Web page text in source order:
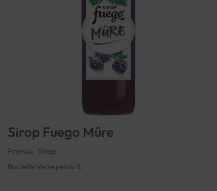
Sirop Fuego Mûre
France Sirop
Bouteille Verre perdu 1L